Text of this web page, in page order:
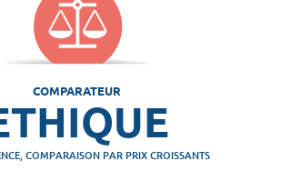
COMPARATEUR
COMPARAISON PAR PRIX CROISSANTS